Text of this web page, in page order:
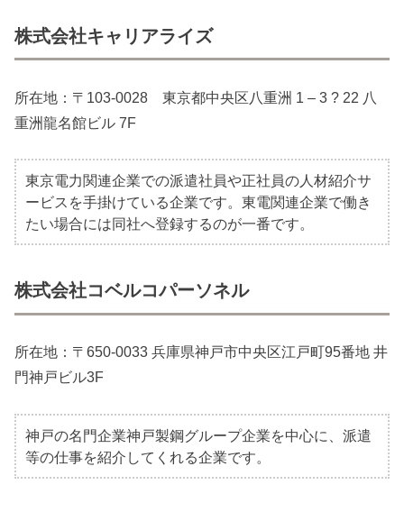
株式会社キャリアライズ
所在地：〒103-0028 東京都中央区八重洲 1 – 3 ? 22 八
重洲龍名館ビル 7F
東京電力関連企業での派遣社員や正社員の人材紹介サ
ービスを手掛けている企業です。東電関連企業で働き
たい場合には同社へ登録するのが一番です。
株式会社コベルコパーソネル
所在地：〒650-0033 兵庫県神戸市中央区江戸町95番地 井
門神戸ビル3F
神戸の名門企業神戸製鋼グループ企業を中心に、派遣
等の仕事を紹介してくれる企業です。